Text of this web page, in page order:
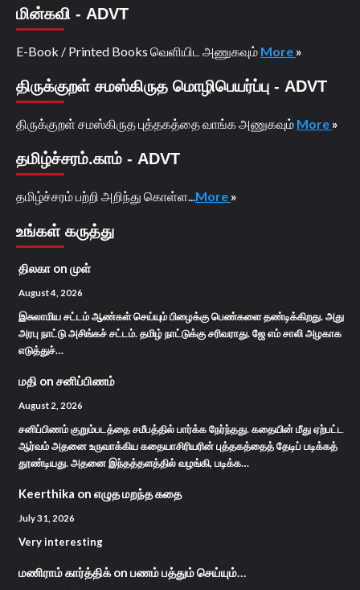
மின்கவி - ADVT
E-Book / Printed Books வெளியிட அணுகவும் More »
திருக்குறள் சமஸ்கிருத மொழிபெயர்ப்பு - ADVT
திருக்குறள் சமஸ்கிருத புத்தகத்தை வாங்க அணுகவும் More »
தமிழ்ச்சரம்.காம் - ADVT
தமிழ்ச்சரம் பற்றி அறிந்து கொள்ள... More »
உங்கள் கருத்து
திலகா on முள்
August 4, 2026
இசுலாமிய சட்டம் ஆண்கள் செய்யும் பிழைக்கு பெண்களை தண்டிக்கிறது. அது
அரபு நாட்டு அசிங்கச் சட்டம். தமிழ் நாட்டுக்கு சரிவராது. ஜே எம் சாலி அழகாக
எடுத்துச்…
மதி on சனிப்பிணம்
August 2, 2026
சனிப்பிணம் குறும்படத்தை சமீபத்தில் பார்க்க நேர்ந்தது. கதையின் மீது ஏற்பட்ட
ஆர்வம் அதனை உருவாக்கிய கதையாசிரியரின் புத்தகத்தைத் தேடிப் படிக்கத்
தூண்டியது. அதனை இந்தத்தளத்தில் வழங்கி, படிக்க…
Keerthika on எழுத மறந்த கதை
July 31, 2026
Very interesting
மணிராம் கார்த்திக்on பணம் பத்தும் செய்யும்…